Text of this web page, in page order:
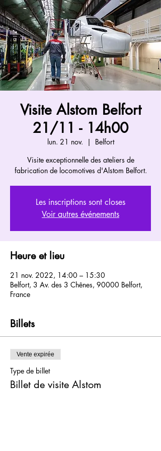
Visite Alstom Belfort
21/11 - 14h00
lun. 21 nov.
  |
Belfort
Visite exceptionnelle des ateliers de
fabrication de locomotives d'Alstom Belfort.
Les inscriptions sont closes
Voir autres événements
Heure et lieu
21 nov. 2022, 14:00 – 15:30
Belfort, 3 Av. des 3 Chênes, 90000 Belfort,
France
Billets
Vente expirée
Type de billet
Billet de visite Alstom